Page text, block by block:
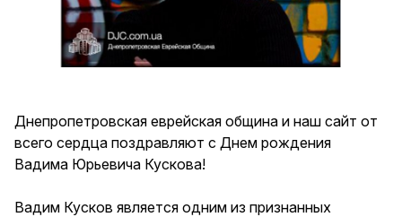
Днепропетровская еврейская община и наш сайт от
всего сердца поздравляют с Днем рождения
Вадима Юрьевича Кускова!
Вадим Кусков является одним из признанных